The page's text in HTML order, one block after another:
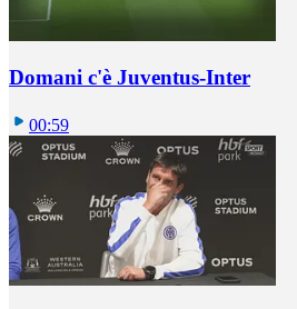
Domani c'è Juventus-Inter
00:59